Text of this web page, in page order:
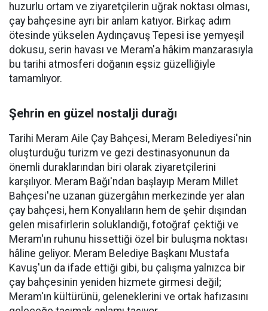
huzurlu ortam ve ziyaretçilerin uğrak noktası olması,
çay bahçesine ayrı bir anlam katıyor. Birkaç adım
ötesinde yükselen Aydınçavuş Tepesi ise yemyeşil
dokusu, serin havası ve Meram'a hâkim manzarasıyla
bu tarihi atmosferi doğanın eşsiz güzelliğiyle
tamamlıyor.
Şehrin en güzel nostalji durağı
Tarihi Meram Aile Çay Bahçesi, Meram Belediyesi'nin
oluşturduğu turizm ve gezi destinasyonunun da
önemli duraklarından biri olarak ziyaretçilerini
karşılıyor. Meram Bağı'ndan başlayıp Meram Millet
Bahçesi'ne uzanan güzergâhın merkezinde yer alan
çay bahçesi, hem Konyalıların hem de şehir dışından
gelen misafirlerin soluklandığı, fotoğraf çektiği ve
Meram'ın ruhunu hissettiği özel bir buluşma noktası
hâline geliyor. Meram Belediye Başkanı Mustafa
Kavuş'un da ifade ettiği gibi, bu çalışma yalnızca bir
çay bahçesinin yeniden hizmete girmesi değil;
Meram'ın kültürünü, geleneklerini ve ortak hafızasını